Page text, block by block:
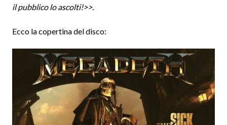
il pubblico lo ascolti!>>.
Ecco la copertina del disco: